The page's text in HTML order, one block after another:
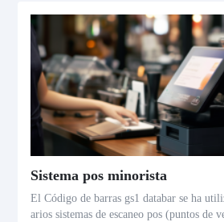
Sistema pos minorista
El Código de barras gs1 databar se ha
arios sistemas de escaneo pos (puntos de